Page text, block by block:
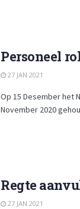
Personeel
27 JAN 2021
Op 15 Desember het
November 2020
Regte
27 JAN 2021